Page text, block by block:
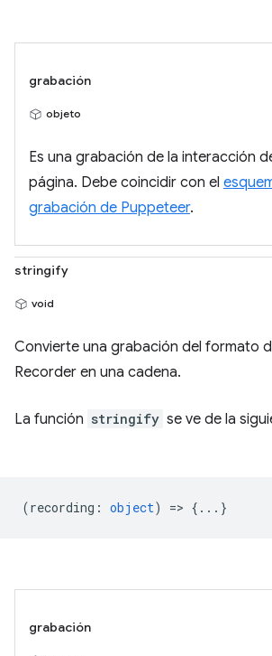
grabación
objeto
Es una grabación de la interacción
página. Debe coincidir con el
grabación de Puppeteer.
stringify
void
Convierte una grabación del formato
Recorder en una cadena.
La función stringify se ve de la
(recording : object) => {...}
grabación